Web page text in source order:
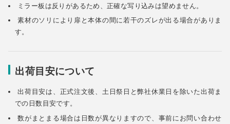
ミラー板は反りがあるため、正確な写り込みは望めません。
素材のソリにより扉と本体の間に若干のズレが出る場合がありま
す。
出荷目安について
出荷目安は、正式注文後、土日祭日と弊社休業日を除いた出荷ま
での日数目安です。
数がまとまる場合は日数が異なりますので、事前にお問い合わせ